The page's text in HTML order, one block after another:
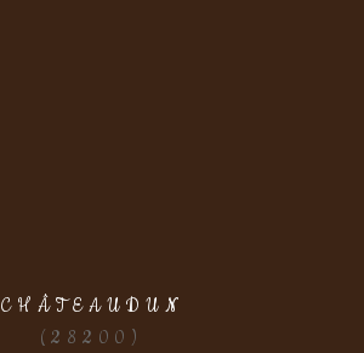
CHÂTEAUDUN
(28200)